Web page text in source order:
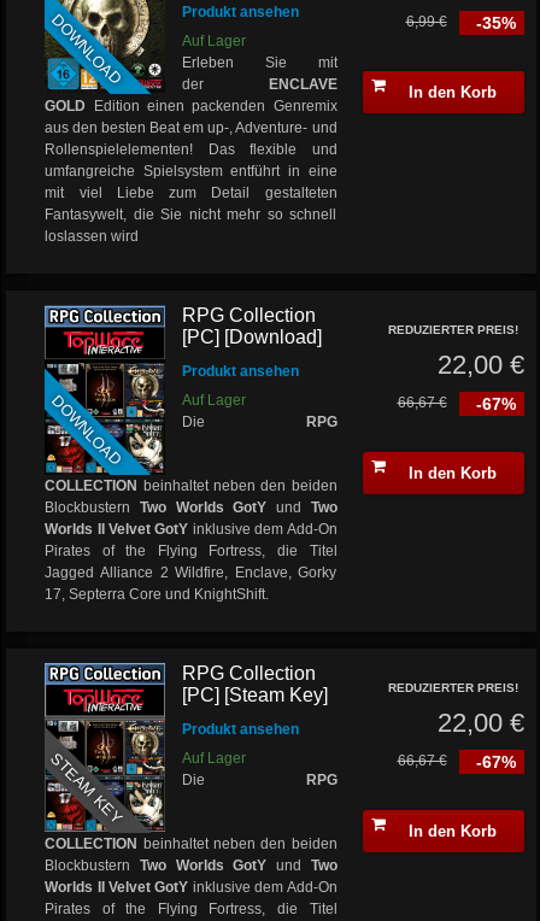
DOWNLOAD
Produkt ansehen
Auf Lager
Erleben Sie mit
der
ENCLAVE
GOLD
Edition einen packenden Genremix
aus den besten Beat em up-, Adventure- und
Rollenspielelementen! Das flexible und
umfangreiche Spielsystem entführt in eine
mit viel Liebe zum Detail gestalteten
Fantasywelt, die Sie nicht mehr so schnell
loslassen wird
-35%
6,99 €
In den Korb
DOWNLOAD
RPG Collection
[PC] [Download]
Produkt ansehen
Auf Lager
Die
RPG
COLLECTION beinhaltet neben den beiden
BlockbusternTwo Worlds GotY und Two
Worlds II Velvet GotY inklusive dem Add-On
Pirates of the Flying Fortress, die Titel
Jagged Alliance 2 Wildfire, Enclave, Gorky
17, Septerra Core und KnightShift.
REDUZIERTER PREIS!
22,00 €
-67%
66,67 €
In den Korb
STEAM KEY
RPG Collection
[PC] [Steam Key]
Produkt ansehen
Auf Lager
Die
RPG
COLLECTION beinhaltet neben den beiden
BlockbusternTwo Worlds GotY und Two
Worlds II Velvet GotY inklusive dem Add-On
Pirates of the Flying Fortress, die Titel
REDUZIERTER PREIS!
22,00 €
-67%
66,67 €
In den Korb